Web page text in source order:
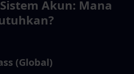
Akun: Mana
(Global)